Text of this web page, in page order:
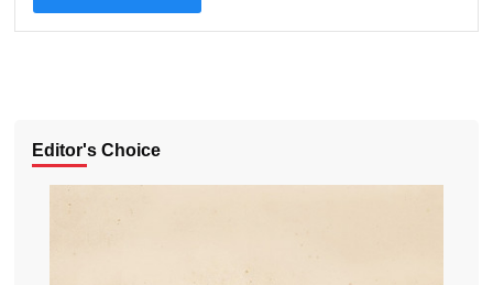
Editor's Choice